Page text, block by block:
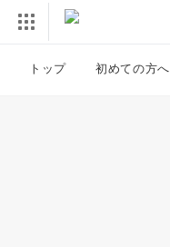
トップ 初めての方へ